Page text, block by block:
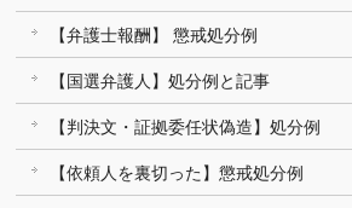
【弁護士報酬】 懲戒処分例
【国選弁護人】処分例と記事
【判決文・証拠委任状偽造】処分例
【依頼人を裏切った】懲戒処分例